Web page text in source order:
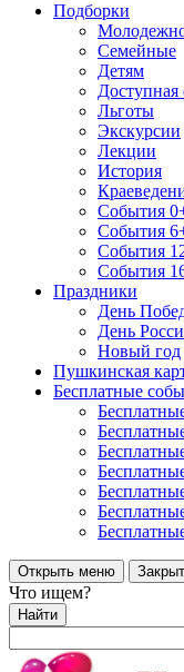
Подборки
Семейные
Детям
Доступная
Льготы
Экскурсии
Лекции
История
События
События
События
События
Праздники
День
День
Новый год
Пушкинская
Бесплатные
Открыть меню
Что ищем?
Найти